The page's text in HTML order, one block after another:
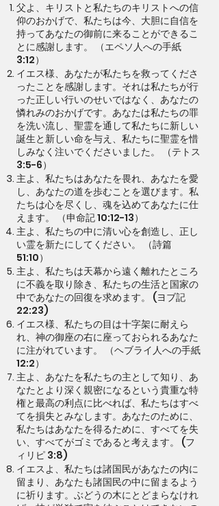
父よ、キリストと私たちのキリストへの信
仰のおかげで、私たちは今、大胆に自信を
持ってあなたの御前に来ることができるこ
とに感謝します。 （エペソ人への手紙
3:12）
イエス様、あなたが私たちを救ってくださ
ったことを感謝します。それは私たちが行
った正しい行いのせいではなく、あなたの
憐れみのおかげです。あなたは私たちの罪
を洗い流し、聖霊を通して私たちに新しい
誕生と新しい命を与え、私たちに聖霊を惜
しみなく注いでくださいました。 （テトス
3:5-6）
主よ、私たちはあなたを畏れ、あなたを愛
し、あなたの道を歩むことを選びます。私
たちは心を尽くし、魂を込めてあなたに仕
えます。 （申命記 10:12-13）
主よ、私たちの中に清い心を創造し、正し
い霊を新たにしてください。 （詩篇
51:10）
主よ、私たちは天幕から遠く離れたところ
に不義を取り除き、私たちの生活と国家の
中であなたの回復を求めます。 (ヨブ記
22:23)
イエス様、私たちの目は十字架に耐えら
れ、神の御座の右に座っておられるあなた
に注がれています。 （ヘブライ人への手紙
12:2）
主よ、あなたを私たちの主として知り、あ
なたとより深く親密になるという貴重な特
権と最高の利点に比べれば、私たちはすべ
てを損失とみなします。あなたのために、
私たちはあなたを得るために、すべてを失
い、すべてがゴミであると考えます。 (フ
ィリピ 3:8)
イエスよ、私たちは諸国民があなたの内に
留まり、あなたも諸国民の中に留まるよう
に祈ります。ぶどうの木にとどまらなけれ